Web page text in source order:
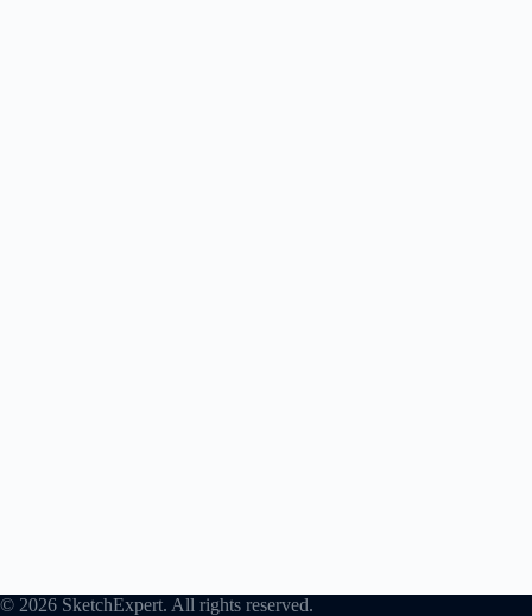
© 2026 SketchExpert. All rights reserved.